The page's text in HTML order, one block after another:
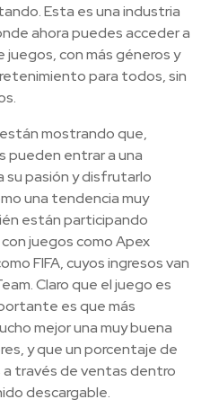
Esta es una industria
ahora puedes acceder a
con más géneros y
para todos, sin
mostrando que,
pueden entrar a una
su pasión y disfrutarlo
una tendencia muy
están participando
juegos como Apex
FIFA, cuyos ingresos van
Claro que el juego es
es que más
mejor una muy buena
y que un porcentaje de
a través de ventas dentro
descargable.